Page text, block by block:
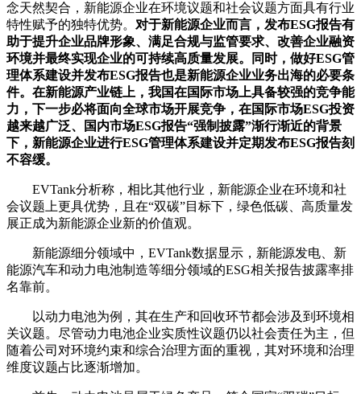
念天然契合，新能源企业在环境议题和社会议题方面具有行业
特性赋予的独特优势。 对于新能源企业而言，发布ESG报告有
助于提升企业品牌形象、满足合规与监管要求、改善企业融资
环境并最终实现企业的可持续高质量发展。同时，做好ESG管
理体系建设并发布ESG报告也是新能源企业业务出海的必要条
件。在新能源产业链上，我国在国际市场上具备较强的竞争能
力，下一步必将面向全球市场开展竞争，在国际市场ESG投资
越来越广泛、国内市场ESG报告“强制披露”渐行渐近的背景
下，新能源企业进行ESG管理体系建设并定期发布ESG报告刻
不容缓。
EVTank分析称，相比其他行业，新能源企业在环境和社
会议题上更具优势，且在“双碳”目标下，绿色低碳、高质量发
展正成为新能源企业新的价值观。
新能源细分领域中，EVTank数据显示，新能源发电、新
能源汽车和动力电池制造等细分领域的ESG相关报告披露率排
名靠前。
以动力电池为例，其在生产和回收环节都会涉及到环境相
关议题。尽管动力电池企业实质性议题仍以社会责任为主，但
随着公司对环境约束和综合治理方面的重视，其对环境和治理
维度议题占比逐渐增加。